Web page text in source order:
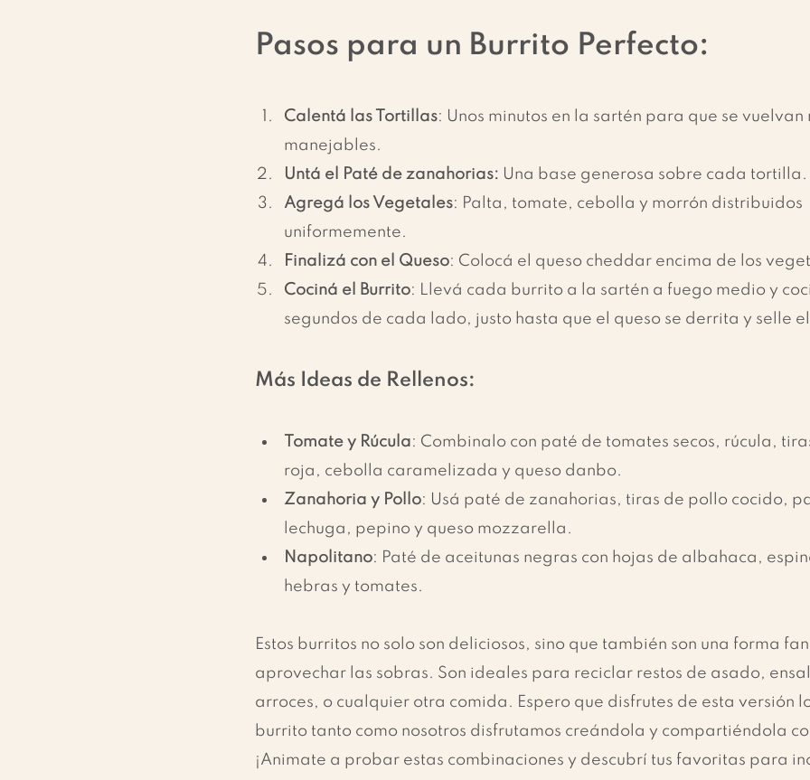
Pasos para un Burrito Perfecto:
Calentá las Tortillas: Unos minutos en la sartén para que se vuelvan
manejables.
Untá el Paté de zanahorias: Una base generosa sobre cada tortilla.
Agregá los Vegetales: Palta, tomate, cebolla y morrón distribuidos
uniformemente.
Finalizá con el Queso: Colocá el queso cheddar encima de los
Cociná el Burrito: Llevá cada burrito a la sartén a fuego medio y
segundos de cada lado, justo hasta que el queso se derrita y selle
Más Ideas de Rellenos:
Tomate y Rúcula: Combinalo con paté de tomates secos, rúcula,
roja, cebolla caramelizada y queso danbo.
Zanahoria y Pollo: Usá paté de zanahorias, tiras de pollo cocido,
lechuga, pepino y queso mozzarella.
Napolitano: Paté de aceitunas negras con hojas de albahaca,
hebras y tomates.
Estos burritos no solo son deliciosos, sino que también son una forma
aprovechar las sobras. Son ideales para reciclar restos de asado,
arroces, o cualquier otra comida. Espero que disfrutes de esta versión
burrito tanto como nosotros disfrutamos creándola y compartiéndola
¡Animate a probar estas combinaciones y descubrí tus favoritas para